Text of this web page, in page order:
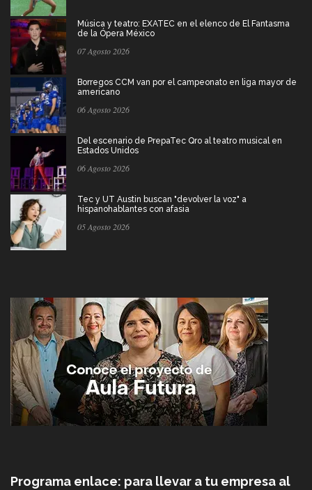
Música y teatro: EXATEC en el elenco de El Fantasma
de la Ópera México
07 Agosto 2026
Borregos CCM van por el campeonato en liga mayor de
americano
06 Agosto 2026
Del escenario de PrepaTec Qro al teatro musical en
Estados Unidos
06 Agosto 2026
Tec y UT Austin buscan "devolver la voz" a
hispanohablantes con afasia
05 Agosto 2026
Programa enlace: para llevar a tu empresa al